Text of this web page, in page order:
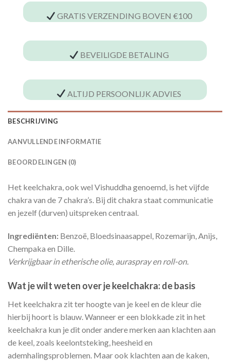
GRATIS VERZENDING BOVEN €100
BEVEILIGDE BETALING
ALTIJD PERSOONLIJK ADVIES
BESCHRIJVING
AANVULLENDE INFORMATIE
BEOORDELINGEN (0)
Het keelchakra, ook wel Vishuddha genoemd, is het vijfde
chakra van de 7 chakra’s. Bij dit chakra staat communicatie
en jezelf (durven) uitspreken centraal.
Ingrediënten: Benzoë, Bloedsinaasappel, Rozemarijn, Anijs,
Chempaka en Dille.
Verkrijgbaar in etherische olie, auraspray en roll-on.
Wat je wilt weten over je keelchakra: de basis
Het keelchakra zit ter hoogte van je keel en de kleur die
hierbij hoort is blauw. Wanneer er een blokkade zit in het
keelchakra kun je dit onder andere merken aan klachten aan
de keel, zoals keelontsteking, heesheid en
ademhalingsproblemen. Maar ook klachten aan de kaken,